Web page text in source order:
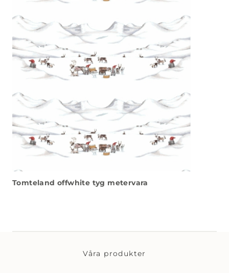
Tomteland offwhite tyg metervara
Våra produkter